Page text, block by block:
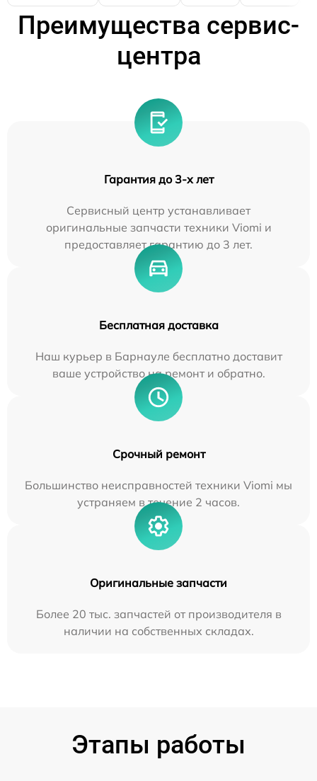
Преимущества сервис-
центра
Гарантия до 3-х лет
Сервисный центр устанавливает
оригинальные запчасти техники Viomi и
предоставляет гарантию до 3 лет.
Бесплатная доставка
Наш курьер в Барнауле бесплатно доставит
ваше устройство на ремонт и обратно.
Срочный ремонт
Большинство неисправностей техники Viomi мы
устраняем в течение 2 часов.
Оригинальные запчасти
Более 20 тыс. запчастей от производителя в
наличии на собственных складах.
Этапы работы